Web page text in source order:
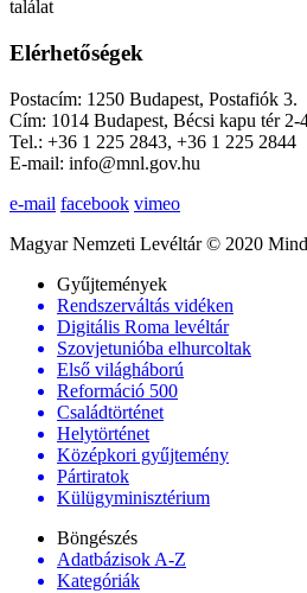
találat
Elérhetőségek
Postacím: 1250 Budapest, Postafiók 3.
Cím: 1014 Budapest, Bécsi kapu tér 2-
Tel.: +36 1 225 2843, +36 1 225 2844
E-mail: info@mnl.gov.hu
e-mail facebook vimeo
Magyar Nemzeti Levéltár © 2020
Gyűjtemények
Rendszerváltás vidéken
Digitális Roma levéltár
Szovjetunióba elhurcoltak
Első világháború
Reformáció 500
Családtörténet
Helytörténet
Középkori gyűjtemény
Pártiratok
Külügyminisztérium
Böngészés
Adatbázisok A-Z
Kategóriák